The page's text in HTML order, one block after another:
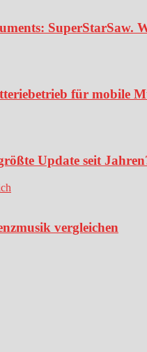
SuperStarSaw.
für mobile
Update seit
vergleichen